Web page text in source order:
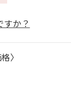
すか？
〉